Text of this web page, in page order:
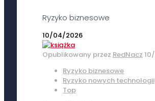
Ryzyko biznesowe
10/04/2026
Opublikowany przez RedNacz
Ryzyko biznesowe
Ryzyko nowych technologii
Top